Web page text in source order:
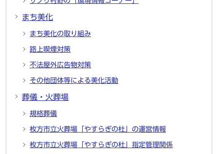
まち美化
まち美化の取り組み
路上喫煙対策
不法屋外広告物対策
その他団体等による美化活動
葬儀・火葬場
規格葬儀
枚方市立火葬場「やすらぎの杜」の運営情報
枚方市立火葬場「やすらぎの杜」指定管理関係